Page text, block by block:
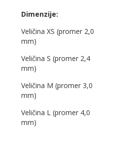
Dimenzije:
Veličina XS (promer 2,0
mm)
Veličina S (promer 2,4
mm)
Veličina M (promer 3,0
mm)
Veličina L (promer 4,0
mm)